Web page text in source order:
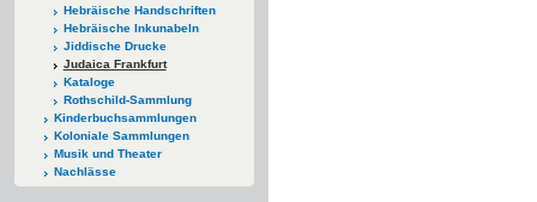
Hebräische Handschriften
Hebräische Inkunabeln
Jiddische Drucke
Judaica Frankfurt
Kataloge
Rothschild-Sammlung
Kinderbuchsammlungen
Koloniale Sammlungen
Musik und Theater
Nachlässe